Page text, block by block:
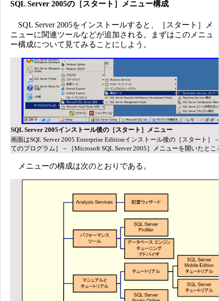
SQL Server 2005の［スタート］メニュー構成
SQL Server 2005をインストールすると、［スタート］メ
ニューに関連ツールなどが追加される。まずはこのメニュ
ー構成について見てみることにしよう。
SQL Server 2005インストール後の［スタート］メニュー
画面はSQL Server 2005 Enterprise Editionインストール後の［スタート］
てのプログラム］－［Microsoft SQL Server 2005］メニューを開いたとこ
メニューの構成は次のとおりである。